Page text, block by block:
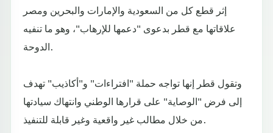
إثر قطع كل من السعودية والإمارات والبحرين ومصر
علاقاتها مع قطر بدعوى "دعمها للإرهاب"، وهو ما تنفيه
الدوحة.
وتقول قطر إنها تواجه حملة "افتراءات" و"أكاذيب" تهدف
إلى فرض "الوصاية" على قرارها الوطني وانتهاك سيادتها
من خلال مطالب غير واقعية وغير قابلة للتنفيذ.